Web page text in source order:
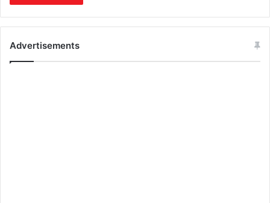
Advertisements